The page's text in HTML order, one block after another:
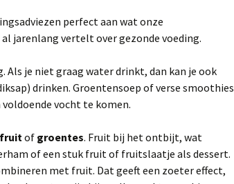
perfect aan wat onze
jarenlang vertelt over gezonde voeding.
Als je niet graag water drinkt, dan kan je ook
drinken. Groentensoep of verse smoothies
vocht te komen.
fruitof groentes. Fruit bij het ontbijt, wat
of een stuk fruit of fruitslaatje als dessert.
met fruit. Dat geeft een zoeter effect,